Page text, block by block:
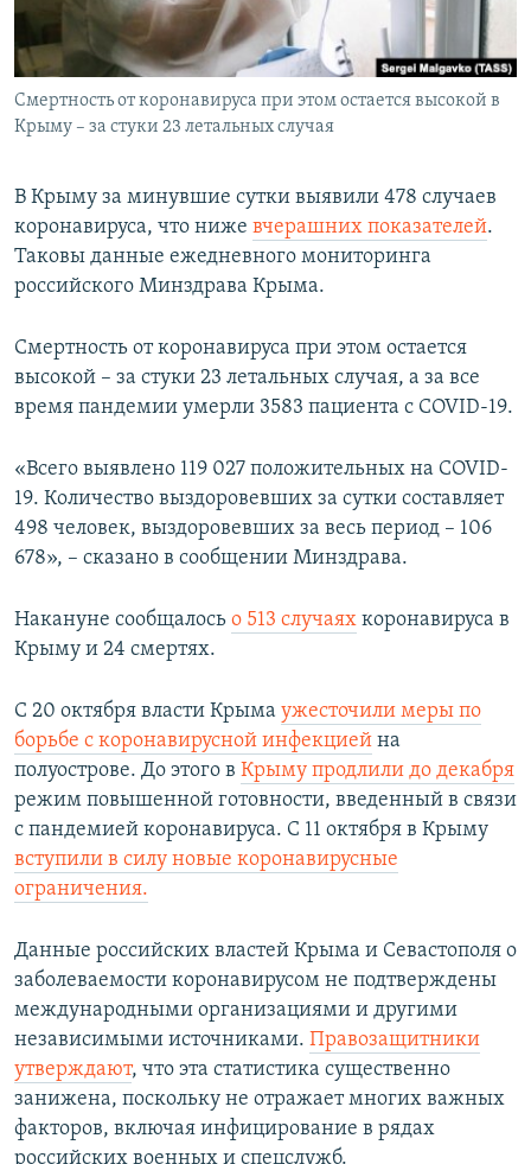
ПОБЕДИТЕЛЕЙ НЕ СУДЯТ?
КРЫМ.НЕПОКОРЕННЫЙ
ELIFBE
ПРИСОЕДИНЯЙТЕСЬ!
Смертность от коронавируса при этом остается высокой в
Крыму – за стуки 23 летальных случая
В Крыму за минувшие сутки выявили 478 случаев
коронавируса, что ниже вчерашних показателей.
Таковы данные ежедневного мониторинга
российского Минздрава Крыма.
Смертность от коронавируса при этом остается
высокой – за стуки 23 летальных случая, а за все
время пандемии умерли 3583 пациента с COVID-19.
«Всего выявлено 119 027 положительных на COVID-
19. Количество выздоровевших за сутки составляет
498 человек, выздоровевших за весь период – 106
678», – сказано в сообщении Минздрава.
Накануне сообщалось о 513 случаях коронавируса в
Крыму и 24 смертях.
С 20 октября власти Крыма ужесточили меры по
борьбе с коронавирусной инфекцией на
полуострове. До этого в Крыму продлили до декабря
режим повышенной готовности, введенный в связи
с пандемией коронавируса. С 11 октября в Крыму
вступили в силу новые коронавирусные
ограничения.
Данные российских властей Крыма и Севастополя о
заболеваемости коронавирусом не подтверждены
международными организациями и другими
независимыми источниками. Правозащитники
утверждают, что эта статистика существенно
занижена, поскольку не отражает многих важных
факторов, включая инфицирование в рядах
российских военных и спецслужб.